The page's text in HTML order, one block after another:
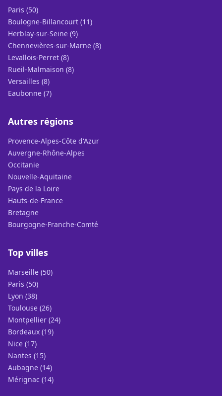
Paris (50)
Boulogne-Billancourt (11)
Herblay-sur-Seine (9)
Chennevières-sur-Marne (8)
Levallois-Perret (8)
Rueil-Malmaison (8)
Versailles (8)
Eaubonne (7)
Autres régions
Provence-Alpes-Côte d'Azur
Auvergne-Rhône-Alpes
Occitanie
Nouvelle-Aquitaine
Pays de la Loire
Hauts-de-France
Bretagne
Bourgogne-Franche-Comté
Top villes
Marseille (50)
Paris (50)
Lyon (38)
Toulouse (26)
Montpellier (24)
Bordeaux (19)
Nice (17)
Nantes (15)
Aubagne (14)
Mérignac (14)